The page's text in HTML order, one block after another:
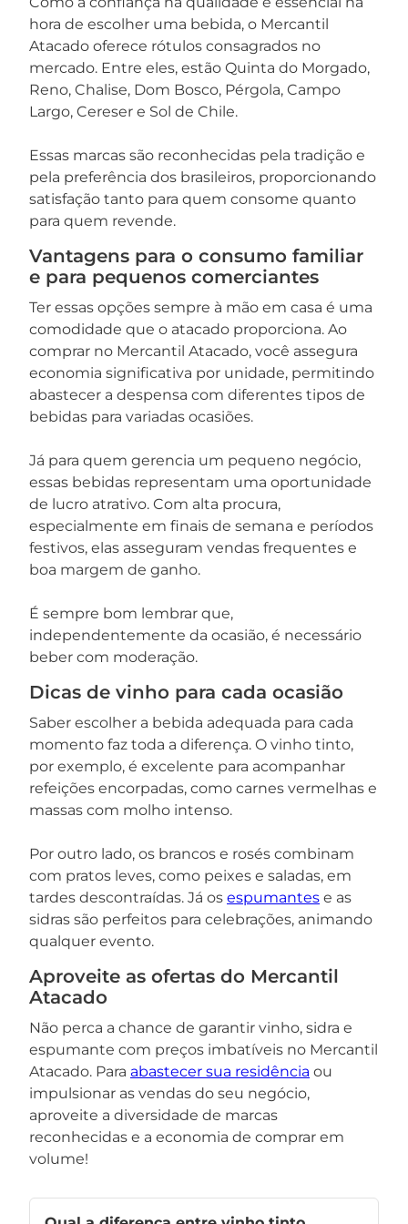
hora de escolher uma bebida, o Mercantil
Atacado oferece rótulos consagrados no
mercado. Entre eles, estão Quinta do Morgado,
Reno, Chalise, Dom Bosco, Pérgola, Campo
Largo, Cereser e Sol de Chile.
Essas marcas são reconhecidas pela tradição e
pela preferência dos brasileiros, proporcionando
satisfação tanto para quem consome quanto
para quem revende.
Vantagens para o consumo familiar
e para pequenos comerciantes
Ter essas opções sempre à mão em casa é uma
comodidade que o atacado proporciona. Ao
comprar no Mercantil Atacado, você assegura
economia significativa por unidade, permitindo
abastecer a despensa com diferentes tipos de
bebidas para variadas ocasiões.
Já para quem gerencia um pequeno negócio,
essas bebidas representam uma oportunidade
de lucro atrativo. Com alta procura,
especialmente em finais de semana e períodos
festivos, elas asseguram vendas frequentes e
boa margem de ganho.
É sempre bom lembrar que,
independentemente da ocasião, é necessário
beber com moderação.
Dicas de vinho para cada ocasião
Saber escolher a bebida adequada para cada
momento faz toda a diferença. O vinho tinto,
por exemplo, é excelente para acompanhar
refeições encorpadas, como carnes vermelhas e
massas com molho intenso.
Por outro lado, os brancos e rosés combinam
com pratos leves, como peixes e saladas, em
tardes descontraídas. Já os espumantes e as
sidras são perfeitos para celebrações, animando
qualquer evento.
Aproveite as ofertas do Mercantil
Atacado
Não perca a chance de garantir vinho, sidra e
espumante com preços imbatíveis no Mercantil
Atacado. Para abastecer sua residência ou
impulsionar as vendas do seu negócio,
aproveite a diversidade de marcas
reconhecidas e a economia de comprar em
volume!